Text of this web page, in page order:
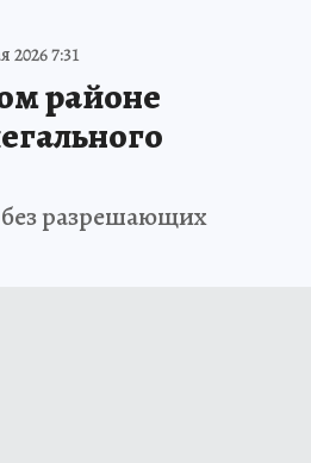
2026 7:31
районе
без разрешающих